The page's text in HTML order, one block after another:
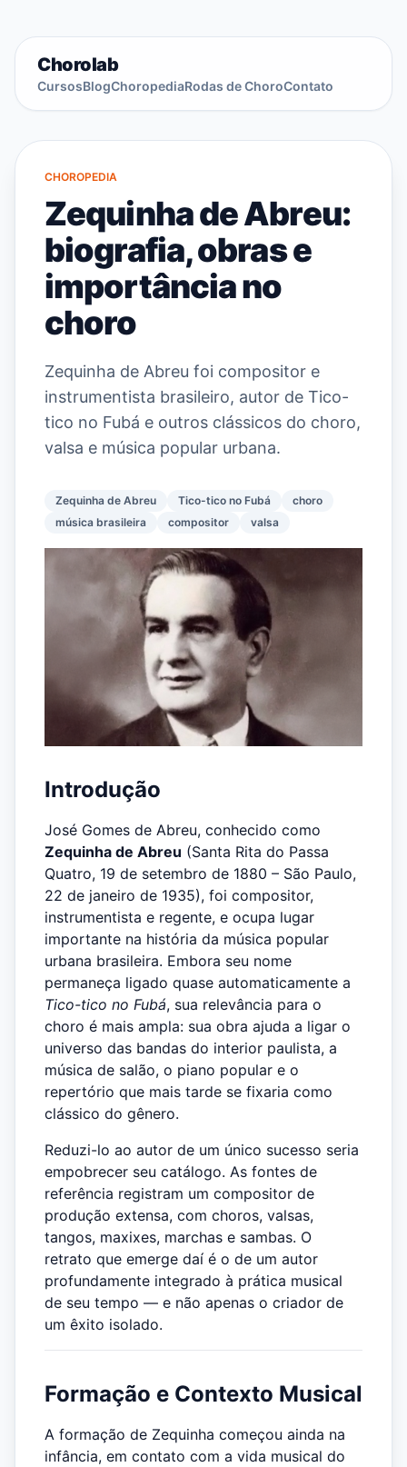
Chorolab
CursosBlogChoropediaRodas de ChoroContato
CHOROPEDIA
Zequinha de Abreu:
biografia, obras e
importância no
choro
Zequinha de Abreu foi compositor e
instrumentista brasileiro, autor de Tico-
tico no Fubá e outros clássicos do choro,
valsa e música popular urbana.
Zequinha de Abreu Tico-tico no Fubá
choro
música brasileira
compositor valsa
Introdução
José Gomes de Abreu, conhecido como
Zequinha de Abreu (Santa Rita do Passa
Quatro, 19 de setembro de 1880 – São Paulo,
22 de janeiro de 1935), foi compositor,
instrumentista e regente, e ocupa lugar
importante na história da música popular
urbana brasileira. Embora seu nome
permaneça ligado quase automaticamente a
Tico-tico no Fubá, sua relevância para o
choro é mais ampla: sua obra ajuda a ligar o
universo das bandas do interior paulista, a
música de salão, o piano popular e o
repertório que mais tarde se fixaria como
clássico do gênero.
Reduzi-lo ao autor de um único sucesso seria
empobrecer seu catálogo. As fontes de
referência registram um compositor de
produção extensa, com choros, valsas,
tangos, maxixes, marchas e sambas. O
retrato que emerge daí é o de um autor
profundamente integrado à prática musical
de seu tempo — e não apenas o criador de
um êxito isolado.
Formação e Contexto Musical
A formação de Zequinha começou ainda na
infância, em contato com a vida musical do